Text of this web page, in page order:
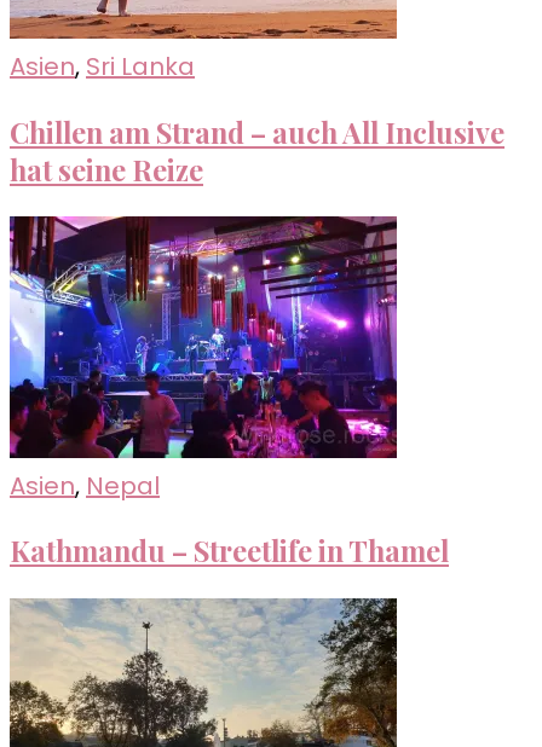
Asien, Sri Lanka
Chillen am Strand – auch All Inclusive
hat seine Reize
Asien, Nepal
Kathmandu – Streetlife in Thamel